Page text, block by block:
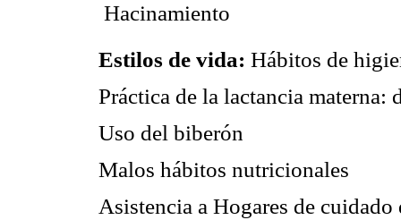
 Hacinamiento
Estilos de vida: Hábitos de
Práctica de la lactancia materna:
Uso del biberón
Malos hábitos nutricionales
Asistencia a Hogares de